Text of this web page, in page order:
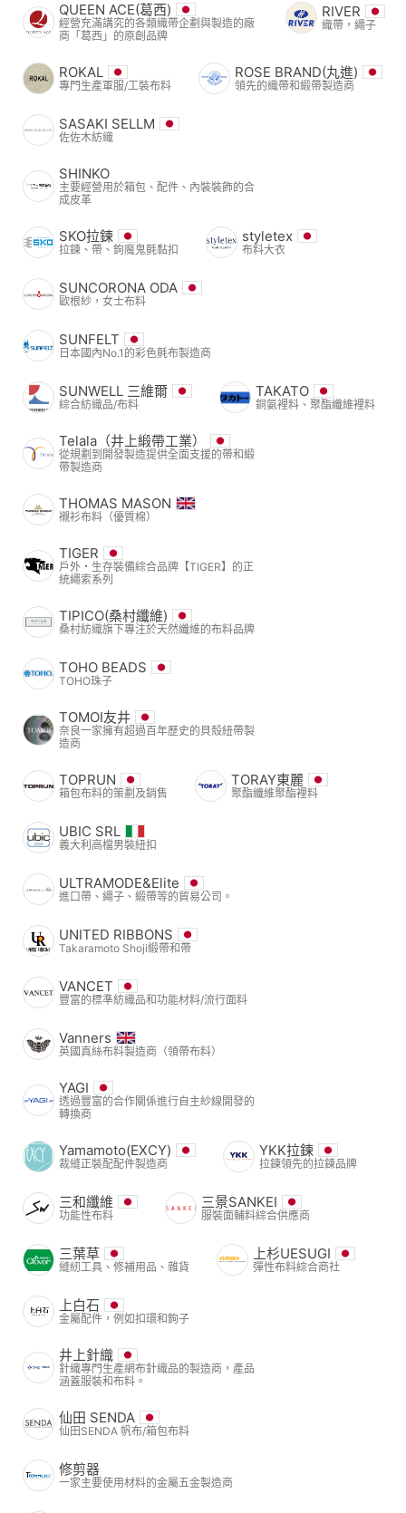
QUEEN ACE(葛西)
經營充滿講究的各類織帶企劃與製造的廠
商「葛西」的原創品牌
RIVER
織帶，繩子
ROKAL
專門生產軍服/工裝布料
ROSE BRAND(丸進)
領先的織帶和緞帶製造商
SASAKI SELLM
佐佐木紡織
SHINKO
主要經營用於箱包、配件、內裝裝飾的合
成皮革
SKO拉鍊
拉鍊、帶、鉤魔鬼氈黏扣
styletex
布料大衣
SUNCORONA ODA
歐根紗，女士布料
SUNFELT
日本國內No.1的彩色氈布製造商
SUNWELL 三維爾
綜合紡織品/布料
TAKATO
銅氨裡料、聚酯纖維裡料
Telala（井上緞帶工業）
從規劃到開發製造提供全面支援的帶和緞
帶製造商
THOMAS MASON
襯衫布料（優質棉）
TIGER
戶外・生存裝備綜合品牌【TIGER】的正
統繩索系列
TIPICO(桑村纖維)
桑村紡織旗下專注於天然纖維的布料品牌
TOHO BEADS
TOHO珠子
TOMOI友井
奈良一家擁有超過百年歷史的貝殼紐帶製
造商
TOPRUN
箱包布料的策劃及銷售
TORAY東麗
聚酯纖維聚酯裡料
UBIC SRL
義大利高檔男裝紐扣
ULTRAMODE&Elite
進口帶、繩子、緞帶等的貿易公司。
UNITED RIBBONS
Takaramoto Shoji緞帶和帶
VANCET
豐富的標準紡織品和功能材料/流行面料
Vanners
英國真絲布料製造商（領帶布料）
YAGI
透過豐富的合作關係進行自主紗線開發的
轉換商
Yamamoto(EXCY)
裁縫正裝配配件製造商
YKK拉鍊
拉鍊領先的拉鍊品牌
三和纖維
功能性布料
三景SANKEI
服裝面輔料綜合供應商
三葉草
縫紉工具、修補用品、雜貨
上杉UESUGI
彈性布料綜合商社
上白石
金屬配件，例如扣環和鉤子
井上針織
針織專門生產網布針織品的製造商，產品
涵蓋服裝和布料。
仙田 SENDA
仙田SENDA 帆布/箱包布料
修剪器
一家主要使用材料的金屬五金製造商